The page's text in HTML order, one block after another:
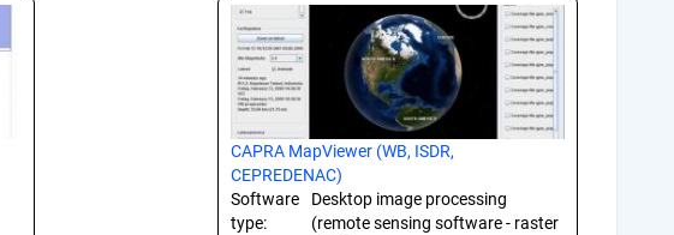
CAPRA MapViewer (WB, ISDR,
CEPREDENAC)
Software
type:
Desktop image processing
(remote sensing software - raster